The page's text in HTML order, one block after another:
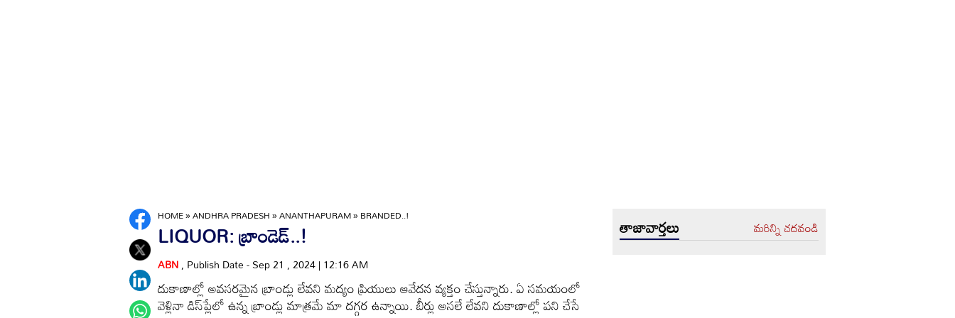
HOME»ANDHRA PRADESH»ANANTHAPURAM»BRANDED..!
LIQUOR: బ్రాండెడ్‌..!
ABN, Publish Date - Sep 21 , 2024 | 12:16 AM
దుకాణాల్లో అవసరమైన బ్రాండ్లు లేవని మద్యం ప్రియులు ఆవేదన వ్యక్తం చేస్తున్నారు. ఏ సమయంలో
వెళ్లినా డిస్‌ప్లేలో ఉన్న బ్రాండ్లు మాత్రమే మా దగ్గర ఉన్నాయి. బీర్లు అసలే లేవని దుకాణాల్లో పని చేసే
తాజావార్తలు మరిన్ని చదవండి